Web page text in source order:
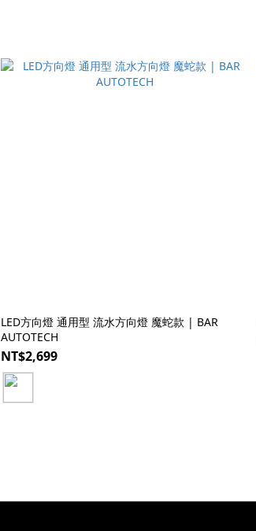
LED方向燈 通用型 流水方向燈 魔蛇款 | BAR
AUTOTECH
NT$2,699